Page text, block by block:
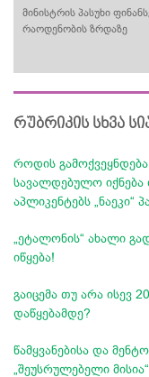
მინისტრის პასუხი
რაოდენობის ზრდაზე
რუბრიკის სხვა
როდის
სავალდებულო იქნება
აპლიკენტებს „ნაეკი“
„ეტალონის“ ახალი
იწყება!
გაიცემა თუ არა ისევ
დაწყებამდე?
წამყვანებისა და
„შეუსრულებელი